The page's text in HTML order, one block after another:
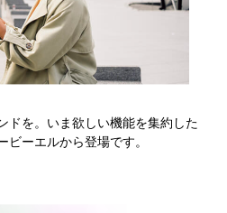
ドを。いま欲しい機能を集約した
ビーエルから登場です。